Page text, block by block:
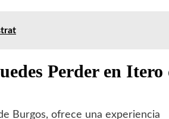
Perder en Itero
Burgos, ofrece una experiencia